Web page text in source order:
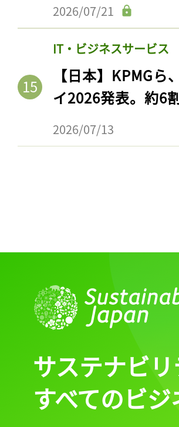
2026/07/21
IT・ビジネスサービス
【日本】KPMG
イ2026発表。約6
2026/07/13
記事をお
ロ
サステナビ
すべてのビ